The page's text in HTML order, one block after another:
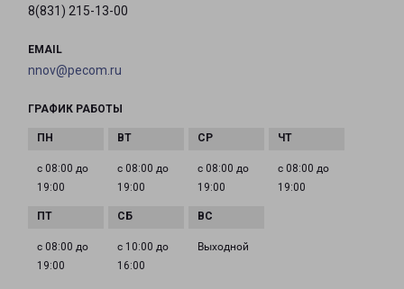
8(831) 215-13-00
EMAIL
nnov@pecom.ru
ГРАФИК РАБОТЫ
с 08:00 до
19:00
с 08:00 до
19:00
с 08:00 до
19:00
с 08:00 до
19:00
с 08:00 до
19:00
с 10:00 до
16:00
Выходной